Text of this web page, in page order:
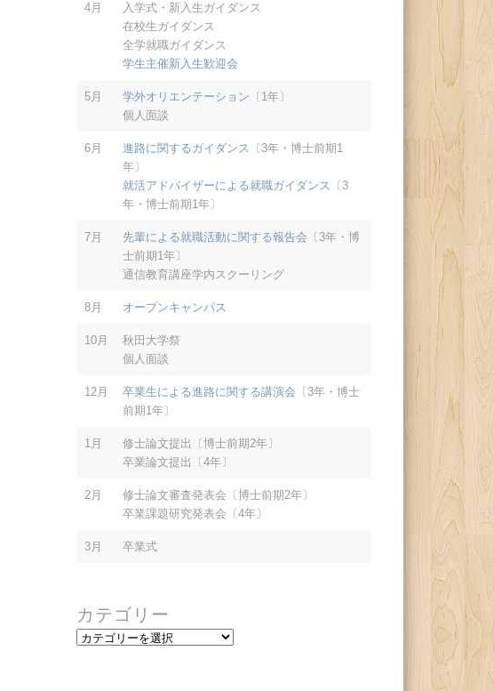
4月
入学式・新入生ガイダンス
在校生ガイダンス
全学就職ガイダンス
学生主催新入生歓迎会
5月 学外オリエンテーション 〔1年〕
個人面談
6月 進路に関するガイダンス
〔3年・博士前期1
年〕
就活アドバイザーによる就職ガイダンス
〔3
年・博士前期1年〕
7月 先輩による就職活動に関する報告会 〔3年・博
士前期1年〕
通信教育講座学内スクーリング
8月 オープンキャンパス
10月
秋田大学祭
個人面談
12月 卒業生による進路に関する講演会 〔3年・博士
前期1年〕
1月
修士論文提出〔博士前期2年〕
卒業論文提出〔4年〕
2月
修士論文審査発表会〔博士前期2年〕
卒業課題研究発表会〔4年〕
3月 卒業式
カテゴリー
カ